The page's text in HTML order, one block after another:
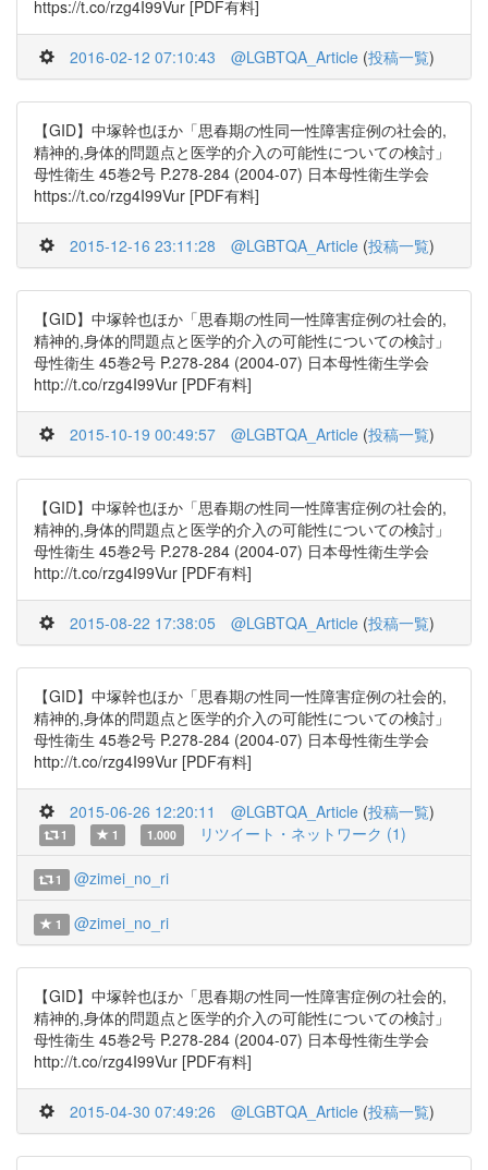
https://t.co/rzg4I99Vur [PDF有料]
2016-02-12 07:10:43 @LGBTQA_Article (投稿一覧)
【GID】中塚幹也ほか「思春期の性同一性障害症例の社会的,
精神的,身体的問題点と医学的介入の可能性についての検討」
母性衛生 45巻2号 P.278-284 (2004-07) 日本母性衛生学会
https://t.co/rzg4I99Vur [PDF有料]
2015-12-16 23:11:28 @LGBTQA_Article (投稿一覧)
【GID】中塚幹也ほか「思春期の性同一性障害症例の社会的,
精神的,身体的問題点と医学的介入の可能性についての検討」
母性衛生 45巻2号 P.278-284 (2004-07) 日本母性衛生学会
http://t.co/rzg4I99Vur [PDF有料]
2015-10-19 00:49:57 @LGBTQA_Article (投稿一覧)
【GID】中塚幹也ほか「思春期の性同一性障害症例の社会的,
精神的,身体的問題点と医学的介入の可能性についての検討」
母性衛生 45巻2号 P.278-284 (2004-07) 日本母性衛生学会
http://t.co/rzg4I99Vur [PDF有料]
2015-08-22 17:38:05 @LGBTQA_Article (投稿一覧)
【GID】中塚幹也ほか「思春期の性同一性障害症例の社会的,
精神的,身体的問題点と医学的介入の可能性についての検討」
母性衛生 45巻2号 P.278-284 (2004-07) 日本母性衛生学会
http://t.co/rzg4I99Vur [PDF有料]
2015-06-26 12:20:11 @LGBTQA_Article (投稿一覧)
1 1 1.000 リツイート・ネットワーク (1)
1 @zimei_no_ri
1 @zimei_no_ri
【GID】中塚幹也ほか「思春期の性同一性障害症例の社会的,
精神的,身体的問題点と医学的介入の可能性についての検討」
母性衛生 45巻2号 P.278-284 (2004-07) 日本母性衛生学会
http://t.co/rzg4I99Vur [PDF有料]
2015-04-30 07:49:26 @LGBTQA_Article (投稿一覧)